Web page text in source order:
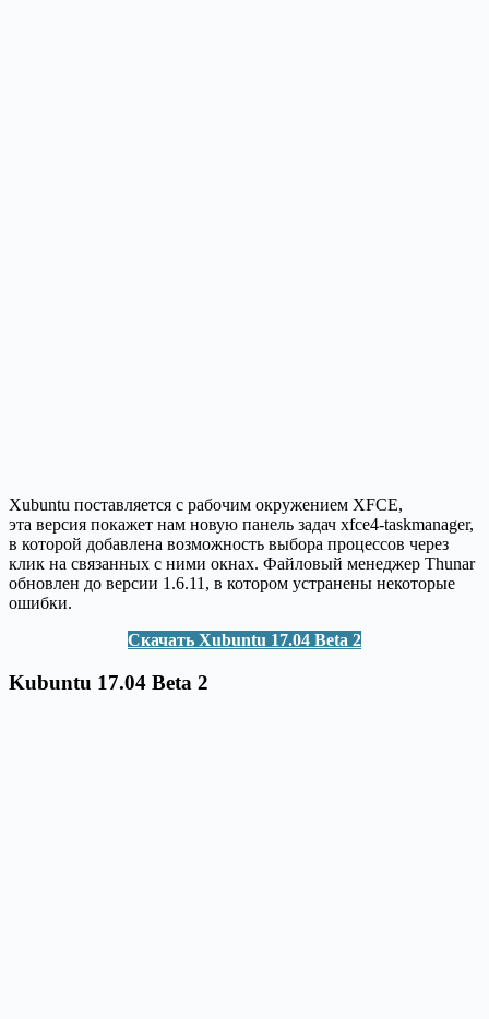
Xubuntu поставляется с рабочим окружением XFCE,
эта версия покажет нам новую панель задач xfce4-taskmanager,
в которой добавлена возможность выбора процессов через
клик на связанных с ними окнах. Файловый менеджер Thunar
обновлен до версии 1.6.11, в котором устранены некоторые
ошибки.
Скачать Xubuntu 17.04 Beta 2
Kubuntu 17.04 Beta 2